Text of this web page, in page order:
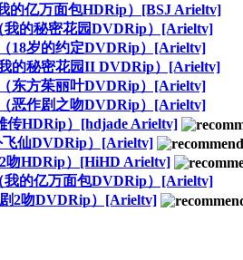
的亿万面包HDRip）[BSJ Arieltv]
我的秘密花园DVDRip）[Arieltv]
18岁的约定DVDRip）[Arieltv]
我的秘密花园II DVDRip）[Arieltv]
（东方茱丽叶DVDRip）[Arieltv]
（恶作剧之吻DVDRip）[Arieltv]
传HDRip）[hdjade Arieltv]
飞仙DVDRip）[Arieltv]
吻HDRip）[HiHD Arieltv]
我的亿万面包DVDRip）[Arieltv]
剧2吻DVDRip）[Arieltv]